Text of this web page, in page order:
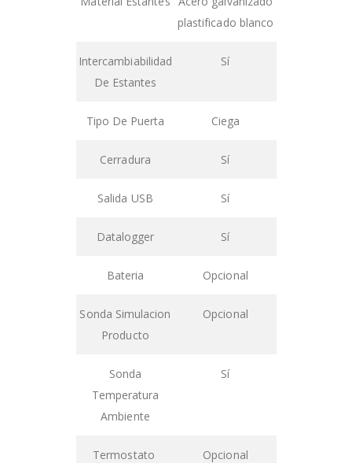
plastificado blanco
Intercambiabilidad
De Estantes
Sí
Tipo De Puerta Ciega
Cerradura Sí
Salida USB Sí
Datalogger Sí
Bateria Opcional
Sonda Simulacion
Producto
Opcional
Sonda
Temperatura
Ambiente
Sí
Termostato
Opcional